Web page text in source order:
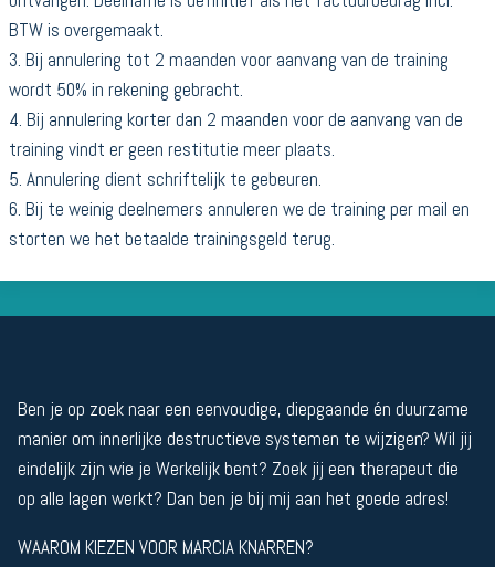
BTW is overgemaakt.
3. Bij annulering tot 2 maanden voor aanvang van de training
wordt 50% in rekening gebracht.
4. Bij annulering korter dan 2 maanden voor de aanvang van de
training vindt er geen restitutie meer plaats.
5. Annulering dient schriftelijk te gebeuren.
6. Bij te weinig deelnemers annuleren we de training per mail en
storten we het betaalde trainingsgeld terug.
Ben je op zoek naar een eenvoudige, diepgaande én duurzame
manier om innerlijke destructieve systemen te wijzigen? Wil jij
eindelijk zijn wie je Werkelijk bent? Zoek jij een therapeut die
op alle lagen werkt? Dan ben je bij mij aan het goede adres!
WAAROM KIEZEN VOOR MARCIA KNARREN?